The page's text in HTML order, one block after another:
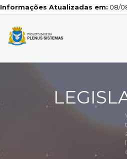
Atualizadas em: 08/